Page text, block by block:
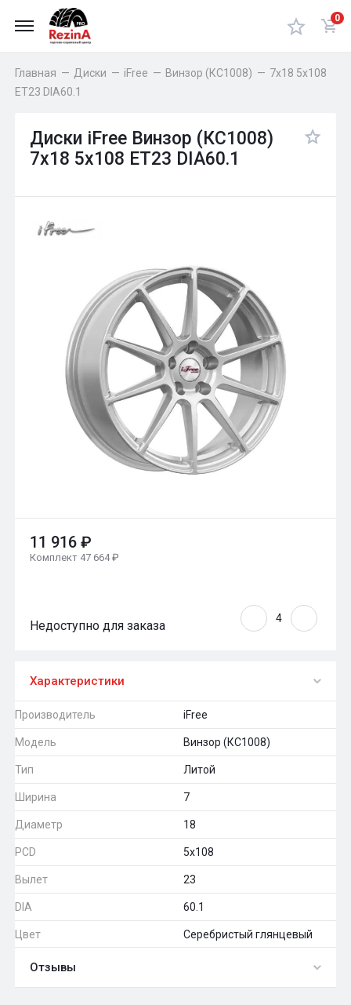
0
Главная — Диски — iFree — Винзор (КС1008) — 7x18 5x108
ET23 DIA60.1
Диски iFree Винзор (КС1008)
7x18 5x108 ET23 DIA60.1
11 916 ₽
Комплект 47 664 ₽
Недоступно для заказа
Характеристики
Производитель iFree
Модель Винзор (КС1008)
Тип Литой
Ширина 7
Диаметр 18
PCD 5x108
Вылет 23
DIA 60.1
Цвет Серебристый глянцевый
Отзывы